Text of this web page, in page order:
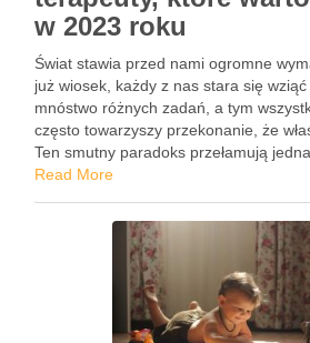
w 2023 roku
Świat stawia przed nami ogromne
już wiosek, każdy z nas stara się
mnóstwo różnych zadań, a tym
często towarzyszy przekonanie, że
Ten smutny paradoks przełamują
Jespera Juula, zaklinacza rodzin, który
Read More